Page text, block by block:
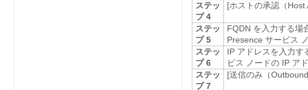
ステッ
プ 4
[ホストの承認（Host
ステッ
プ 5
FQDN を入力する場
Presence サービス
ステッ
プ 6
IP アドレスを入力す
ビス
ノードの IP ア
ステッ
プ 7
[送信のみ（